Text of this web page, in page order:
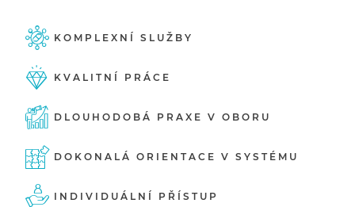
KOMPLEXNÍ SLUŽBY
KVALITNÍ PRÁCE
DLOUHODOBÁ PRAXE V OBORU
DOKONALÁ ORIENTACE V SYSTÉMU
INDIVIDUÁLNÍ PŘÍSTUP